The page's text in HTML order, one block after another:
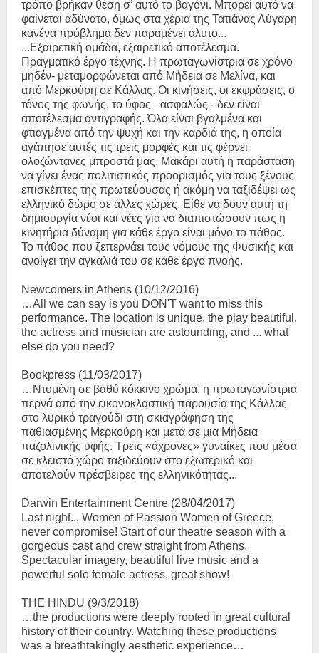
τρόπο βρήκαν θέση σ’ αυτό το βαγόνι. Μπορεί αυτό να
φαίνεται αδύνατο, όμως στα χέρια της Τατιάνας Λύγαρη
κανένα πρόβλημα δεν παραμένει άλυτο...
...Εξαιρετική ομάδα, εξαιρετικό αποτέλεσμα.
Πραγματικό έργο τέχνης. Η πρωταγωνίστρια σε χρόνο
μηδέν- μεταμορφώνεται από Μήδεια σε Μελίνα, και
από Μερκούρη σε Κάλλας. Οι κινήσεις, οι εκφράσεις, ο
τόνος της φωνής, το ύφος –ασφαλώς– δεν είναι
αποτέλεσμα αντιγραφής. Όλα είναι βγαλμένα και
φτιαγμένα από την ψυχή και την καρδιά της, η οποία
αγάπησε αυτές τις τρεις μορφές και τις φέρνει
ολοζώντανες μπροστά μας. Μακάρι αυτή η παράσταση
να γίνει ένας πολιτιστικός προορισμός για τους ξένους
επισκέπτες της πρωτεύουσας ή ακόμη να ταξιδέψει ως
ελληνικό δώρο σε άλλες χώρες. Είθε να δουν αυτή τη
δημιουργία νέοι και νέες για να διαπιστώσουν πως η
κινητήρια δύναμη για κάθε έργο είναι μόνο το πάθος.
Το πάθος που ξεπερνάει τους νόμους της Φυσικής και
ανοίγει την αγκαλιά του σε κάθε έργο πνοής.
Newcomers in Athens (10/12/2016)
…All we can say is you DON'T want to miss this
performance. The location is unique, the play beautiful,
the actress and musician are astounding, and ... what
else do you need?
Βοοkpress (11/03/2017)
…Ντυμένη σε βαθύ κόκκινο χρώμα, η πρωταγωνίστρια
περνά από την εικονοκλαστική παρουσία της Κάλλας
στο λυρικό τραγούδι στη σκιαγράφηση της
παθιασμένης Μερκούρη και μετά σε μια Μήδεια
παζολινικής υφής. Τρεις «άχρονες» γυναίκες που μέσα
σε κλειστό χώρο ταξιδεύουν στο εξωτερικό και
αποτελούν πρέσβειρες της ελληνικότητας...
Darwin Entertainment Centre (28/04/2017)
Last night... Women of Passion Women of Greece,
never compromise! Start of our theatre season with a
gorgeous cast and crew straight from Athens.
Spectacular imagery, beautiful live music and a
powerful solo female actress, great show!
THE HINDU (9/3/2018)
…the productions were deeply rooted in great cultural
history of their country. Watching these productions
was a breathtakingly aesthetic experience…